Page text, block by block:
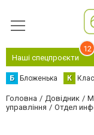
Наші спецпроєкти
12
Б Бложенька К
Головна Довідник
управління
Отдел